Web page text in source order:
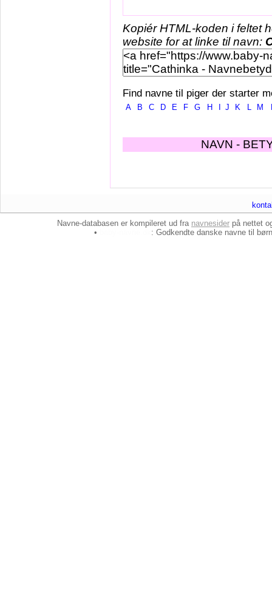
Kopiér HTML-koden i feltet
website for at linke til navn:
Find navne til piger der starter
A B C D E F G H J K L M
NAVN -
Navne-databasen er kompileret ud fra navnesider på nettet
•
: Godkendte danske navne til børn